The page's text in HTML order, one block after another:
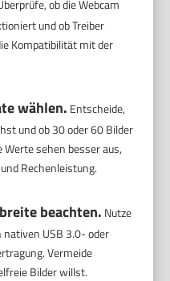
ob die Webcam
und ob Treiber
Kompatibilität mit der
wählen. Entscheide,
und ob 30 oder 60 Bilder
sehen besser aus,
Rechenleistung.
beachten. Nutze
USB 3.0- oder
Vermeide
Bilder willst.